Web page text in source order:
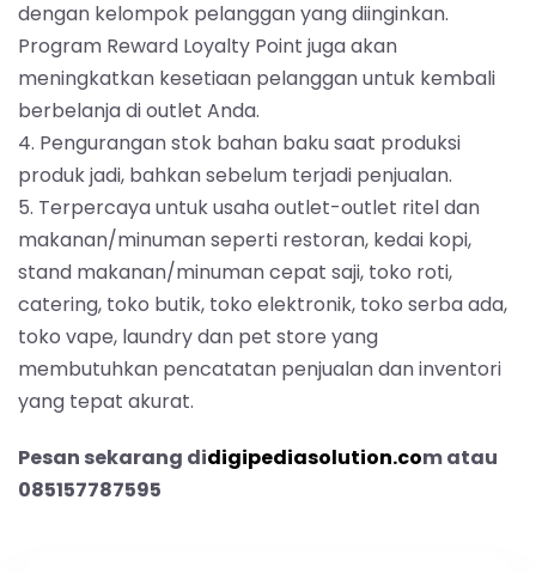
dengan kelompok pelanggan yang diinginkan.
Program Reward Loyalty Point juga akan
meningkatkan kesetiaan pelanggan untuk kembali
berbelanja di outlet Anda.
4. Pengurangan stok bahan baku saat produksi
produk jadi, bahkan sebelum terjadi penjualan.
5. Terpercaya untuk usaha outlet-outlet ritel dan
makanan/minuman seperti restoran, kedai kopi,
stand makanan/minuman cepat saji, toko roti,
catering, toko butik, toko elektronik, toko serba ada,
toko vape, laundry dan pet store yang
membutuhkan pencatatan penjualan dan inventori
yang tepat akurat.
Pesan sekarang didigipediasolution.com atau
085157787595